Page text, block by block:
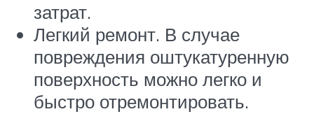
затрат.
Легкий ремонт. В случае
повреждения оштукатуренную
поверхность можно легко и
быстро отремонтировать.